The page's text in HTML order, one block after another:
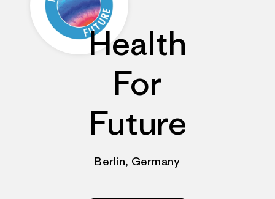
Health
For
Future
Berlin, Germany